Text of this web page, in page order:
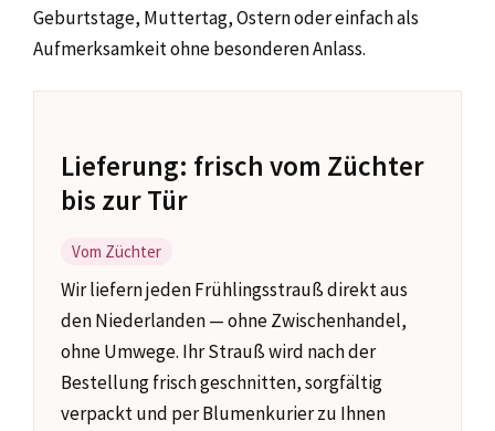
Geburtstage, Muttertag, Ostern oder einfach als
Aufmerksamkeit ohne besonderen Anlass.
Lieferung: frisch vom Züchter
bis zur Tür
Vom Züchter
Wir liefern jeden Frühlingsstrauß direkt aus
den Niederlanden — ohne Zwischenhandel,
ohne Umwege. Ihr Strauß wird nach der
Bestellung frisch geschnitten, sorgfältig
verpackt und per Blumenkurier zu Ihnen